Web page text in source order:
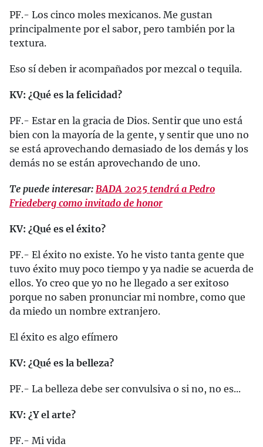
PF.- Los cinco moles mexicanos. Me gustan
principalmente por el sabor, pero también por la
textura.
Eso sí deben ir acompañados por mezcal o tequila.
KV: ¿Qué es la felicidad?
PF.- Estar en la gracia de Dios. Sentir que uno está
bien con la mayoría de la gente, y sentir que uno no
se está aprovechando demasiado de los demás y los
demás no se están aprovechando de uno.
Te puede interesar: BADA 2025 tendrá a Pedro
Friedeberg como invitado de honor
KV: ¿Qué es el éxito?
PF.- El éxito no existe. Yo he visto tanta gente que
tuvo éxito muy poco tiempo y ya nadie se acuerda de
ellos. Yo creo que yo no he llegado a ser exitoso
porque no saben pronunciar mi nombre, como que
da miedo un nombre extranjero.
El éxito es algo efímero
KV: ¿Qué es la belleza?
PF.- La belleza debe ser convulsiva o si no, no es...
KV: ¿Y el arte?
PF.- Mi vida